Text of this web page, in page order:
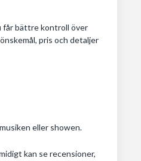
får bättre kontroll över
pris och detaljer
eller showen.
kan se recensioner,